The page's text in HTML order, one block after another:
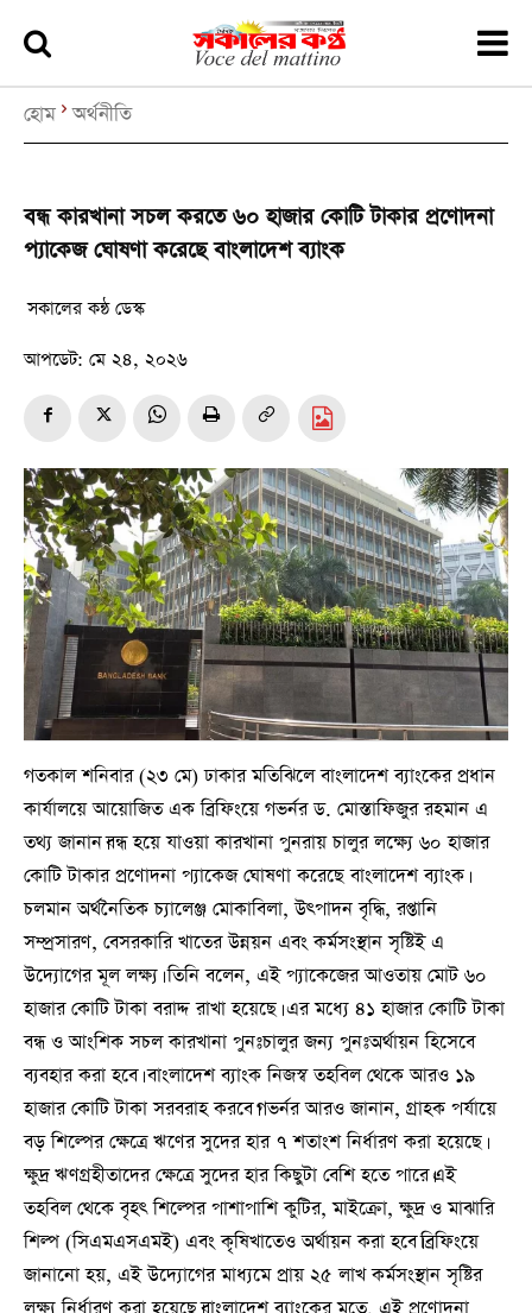
হোম অর্থনীতি
বন্ধ কারখানা সচল করতে ৬০ হাজার কোটি টাকার প্রণোদনা
প্যাকেজ ঘোষণা করেছে বাংলাদেশ ব্যাংক
সকালের কন্ঠ ডেস্ক
আপডেট: মে ২৪, ২০২৬
গতকাল শনিবার (২৩ মে) ঢাকার মতিঝিলে বাংলাদেশ ব্যাংকের প্রধান
কার্যালয়ে আয়োজিত এক ব্রিফিংয়ে গভর্নর ড. মোস্তাফিজুর রহমান এ
তথ্য জানান।বন্ধ হয়ে যাওয়া কারখানা পুনরায় চালুর লক্ষ্যে ৬০ হাজার
কোটি টাকার প্রণোদনা প্যাকেজ ঘোষণা করেছে বাংলাদেশ ব্যাংক।
চলমান অর্থনৈতিক চ্যালেঞ্জ মোকাবিলা, উৎপাদন বৃদ্ধি, রপ্তানি
সম্প্রসারণ, বেসরকারি খাতের উন্নয়ন এবং কর্মসংস্থান সৃষ্টিই এ
উদ্যোগের মূল লক্ষ্য। তিনি বলেন, এই প্যাকেজের আওতায় মোট ৬০
হাজার কোটি টাকা বরাদ্দ রাখা হয়েছে। এর মধ্যে ৪১ হাজার কোটি টাকা
বন্ধ ও আংশিক সচল কারখানা পুনঃচালুর জন্য পুনঃঅর্থায়ন হিসেবে
ব্যবহার করা হবে। বাংলাদেশ ব্যাংক নিজস্ব তহবিল থেকে আরও ১৯
হাজার কোটি টাকা সরবরাহ করবে।গভর্নর আরও জানান, গ্রাহক পর্যায়ে
বড় শিল্পের ক্ষেত্রে ঋণের সুদের হার ৭ শতাংশ নির্ধারণ করা হয়েছে।
ক্ষুদ্র ঋণগ্রহীতাদের ক্ষেত্রে সুদের হার কিছুটা বেশি হতে পারে।এই
তহবিল থেকে বৃহৎ শিল্পের পাশাপাশি কুটির, মাইক্রো, ক্ষুদ্র ও মাঝারি
শিল্প (সিএমএসএমই) এবং কৃষিখাতেও অর্থায়ন করা হবে।ব্রিফিংয়ে
জানানো হয়, এই উদ্যোগের মাধ্যমে প্রায় ২৫ লাখ কর্মসংস্থান সৃষ্টির